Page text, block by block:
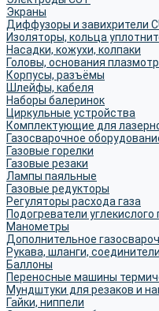
Экраны
Диффузоры и завихрители
Изоляторы, кольца
Насадки, кожухи, колпаки
Головы, основания
Корпусы, разъёмы
Шлейфы, кабеля
Наборы балеринок
Циркульные устройства
Комплектующие для
Газосварочное
Газовые горелки
Газовые резаки
Лампы паяльные
Газовые редукторы
Регуляторы расхода газа
Подогреватели углекислого
Манометры
Дополнительное
Рукава, шланги, соединители
Баллоны
Переносные машины
Мундштуки для резаков и
Гайки, ниппели